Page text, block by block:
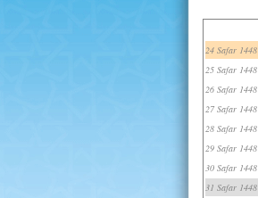
24 Safar 1448
25 Safar 1448
26 Safar 1448
27 Safar 1448
28 Safar 1448
29 Safar 1448
30 Safar 1448
31 Safar 1448